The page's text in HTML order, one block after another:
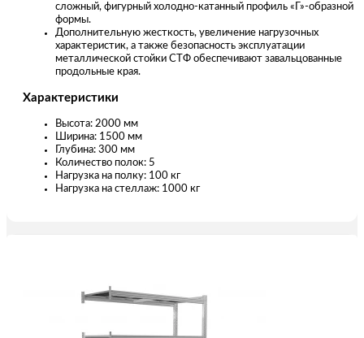
сложный, фигурный холодно-катанный профиль «Г»-образной
формы.
Дополнительную жесткость, увеличение нагрузочных
характеристик, а также безопасность эксплуатации
металлической стойки СТФ обеспечивают завальцованные
продольные края.
Характеристики
Высота: 2000 мм
Ширина: 1500 мм
Глубина: 300 мм
Количество полок: 5
Нагрузка на полку: 100 кг
Нагрузка на стеллаж: 1000 кг